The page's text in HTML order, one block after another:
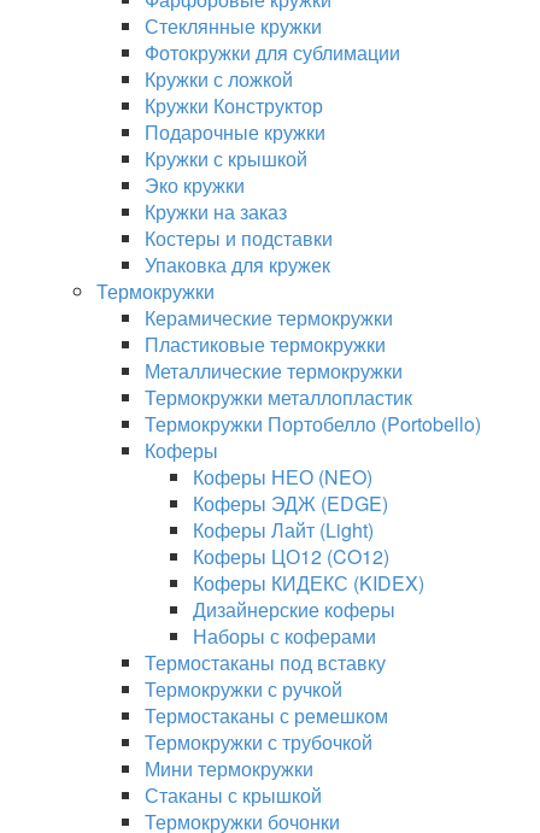
Стеклянные кружки
Фотокружки для сублимации
Кружки с ложкой
Кружки Конструктор
Подарочные кружки
Кружки с крышкой
Эко кружки
Кружки на заказ
Костеры и подставки
Упаковка для кружек
Термокружки
Керамические термокружки
Пластиковые термокружки
Металлические термокружки
Термокружки металлопластик
Термокружки Портобелло (Portobello)
Коферы
Коферы НЕО (NEO)
Коферы ЭДЖ (EDGE)
Коферы Лайт (Light)
Коферы ЦО12 (CO12)
Коферы КИДЕКС (KIDEX)
Дизайнерские коферы
Наборы с коферами
Термостаканы под вставку
Термокружки с ручкой
Термостаканы с ремешком
Термокружки с трубочкой
Мини термокружки
Стаканы с крышкой
Термокружки бочонки